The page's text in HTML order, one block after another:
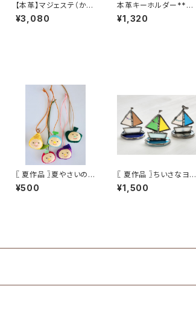
【本革】マジェステ（かん
ざし）《受注生産》
¥3,080
本革キーホルダー***
ハリネズミ***
¥1,320
〖 夏作品 〗夏やさいのフ
ェルトストラップ
¥500
〖 夏作品 〗ちいさなヨッ
ト
¥1,500